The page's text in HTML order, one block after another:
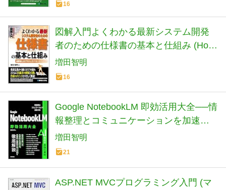
16
図解入門よくわかる最新システム開発
者のための仕様書の基本と仕組み (How‐
nual Visual Guide Book)
増田智明
16
Google NotebookLM 即効活用大全──情
報整理とコミュニケーションを加速さ
せる
増田智明
21
ASP.NET MVCプログラミング入門 (マ